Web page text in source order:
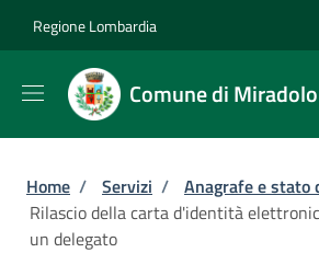
Regione Lombardia
Comune di
Briciole di pane
Home / Servizi / Anagrafe e stato
Rilascio della carta d'identità
un delegato